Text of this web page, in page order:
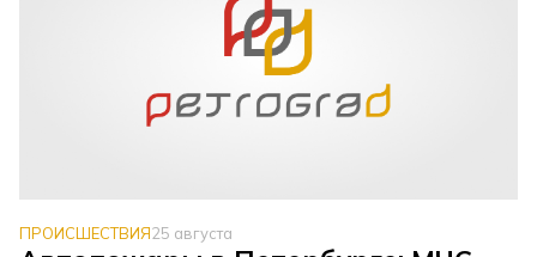
ПРОИСШЕСТВИЯ25 августа